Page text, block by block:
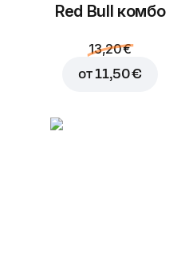
Red Bull комбо
13,20 €
от11,50 €